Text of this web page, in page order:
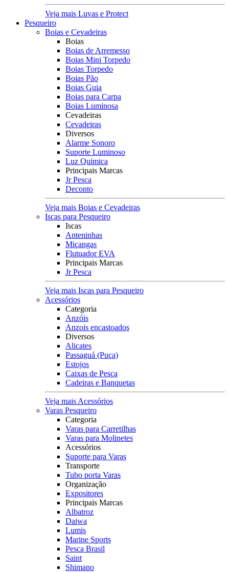
Veja mais Luvas e Protect
Pesqueiro
Boias e Cevadeiras
Boias
Boias de Arremesso
Boias Mini Torpedo
Boias Torpedo
Boias Pão
Boias Guia
Boias para Carpa
Boias Luminosa
Cevadeiras
Cevadeiras
Diversos
Alarme Sonoro
Suporte Luminoso
Luz Quimica
Principais Marcas
Jr Pesca
Deconto
Veja mais Boias e Cevadeiras
Iscas para Pesqueiro
Iscas
Anteninhas
Miçangas
Flutuador EVA
Principais Marcas
Jr Pesca
Veja mais Iscas para Pesqueiro
Acessórios
Categoria
Anzóis
Anzois encastoados
Diversos
Alicates
Passaguá (Puça)
Estojos
Caixas de Pesca
Cadeiras e Banquetas
Veja mais Acessórios
Varas Pesqueiro
Categoria
Varas para Carretilhas
Varas para Molinetes
Acessórios
Suporte para Varas
Transporte
Tubo porta Varas
Organização
Expositores
Principais Marcas
Albatroz
Daiwa
Lumis
Marine Sports
Pesca Brasil
Saint
Shimano